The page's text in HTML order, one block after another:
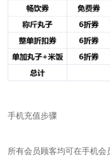
手机充值步骤
所有会员顾客均可在手机会